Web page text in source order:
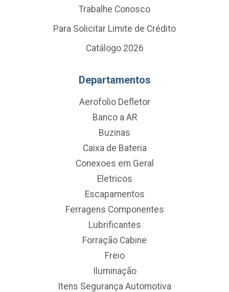
Trabalhe Conosco
Para Solicitar Limite de Crédito
Catálogo 2026
Departamentos
Aerofolio Defletor
Banco a AR
Buzinas
Caixa de Bateria
Conexoes em Geral
Eletricos
Escapamentos
Ferragens Componentes
Lubrificantes
Forração Cabine
Freio
Iluminação
Itens Segurança Automotiva